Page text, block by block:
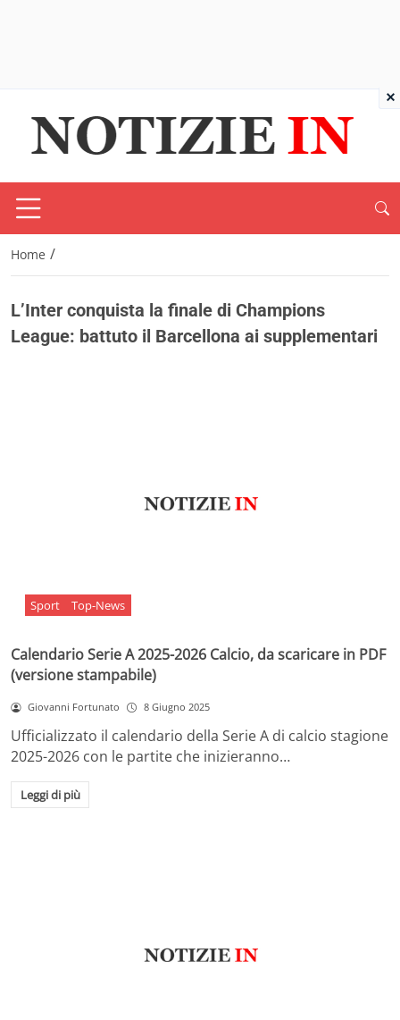
Home /
L’Inter conquista la finale di Champions
League: battuto il Barcellona ai supplementari
Sport Top-News
Calendario Serie A 2025-2026 Calcio, da scaricare in PDF
(versione stampabile)
Giovanni Fortunato 8 Giugno 2025
Ufficializzato il calendario della Serie A di calcio stagione
2025-2026 con le partite che inizieranno…
Leggi di più
×